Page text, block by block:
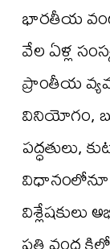
భారతీయ
వేల ఏళ్ల
ప్రాంతీయ
వినియోగం,
పద్ధతులు,